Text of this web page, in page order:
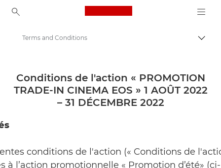
Canon Logo, back to
Remboursement Canon | Offres | Bons plans
cinemaeos-tradein
Terms and Conditions
Conditions de l'action « PROMOTION
TRADE-IN CINEMA EOS » 1 AOÛT 2022
– 31 DÉCEMBRE 2022
conditions de l'action (« Conditions de
à l’action promotionnelle « Promotion d’été»